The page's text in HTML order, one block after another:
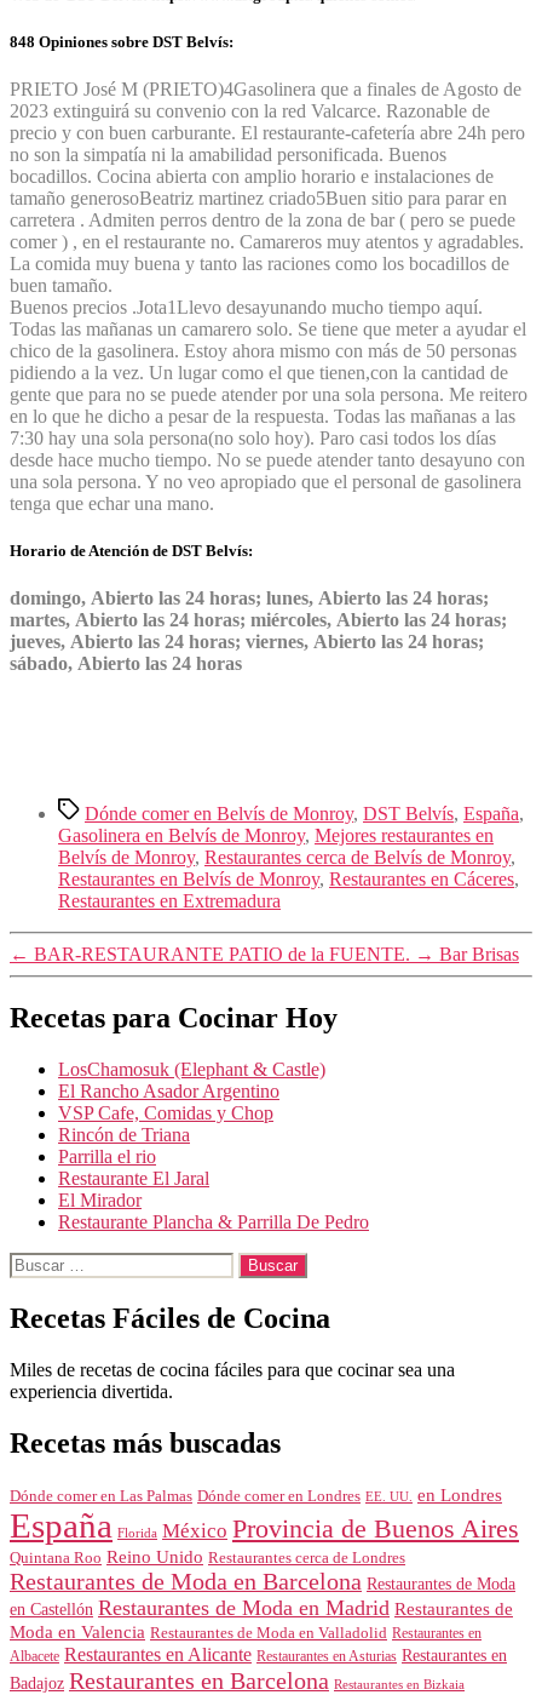
848 Opiniones sobre DST Belvís:
PRIETO José M (PRIETO)4Gasolinera que a finales de Agosto de
2023 extinguirá su convenio con la red Valcarce. Razonable de
precio y con buen carburante. El restaurante-cafetería abre 24h pero
no son la simpatía ni la amabilidad personificada. Buenos
bocadillos. Cocina abierta con amplio horario e instalaciones de
tamaño generosoBeatriz martinez criado5Buen sitio para parar en
carretera . Admiten perros dentro de la zona de bar ( pero se puede
comer ) , en el restaurante no. Camareros muy atentos y agradables.
La comida muy buena y tanto las raciones como los bocadillos de
buen tamaño.
Buenos precios .Jota1Llevo desayunando mucho tiempo aquí.
Todas las mañanas un camarero solo. Se tiene que meter a ayudar el
chico de la gasolinera. Estoy ahora mismo con más de 50 personas
pidiendo a la vez. Un lugar como el que tienen,con la cantidad de
gente que para no se puede atender por una sola persona. Me reitero
en lo que he dicho a pesar de la respuesta. Todas las mañanas a las
7:30 hay una sola persona(no solo hoy). Paro casi todos los días
desde hace mucho tiempo. No se puede atender tanto desayuno con
una sola persona. Y no veo apropiado que el personal de gasolinera
tenga que echar una mano.
Horario de Atención de DST Belvís:
domingo, Abierto las 24 horas; lunes, Abierto las 24 horas;
martes, Abierto las 24 horas; miércoles, Abierto las 24 horas;
jueves, Abierto las 24 horas; viernes, Abierto las 24 horas;
sábado, Abierto las 24 horas
Etiquetas
Dónde comer en Belvís de Monroy, DST Belvís, España,
Gasolinera en Belvís de Monroy, Mejores restaurantes en
Belvís de Monroy, Restaurantes cerca de Belvís de Monroy,
Restaurantes en Belvís de Monroy, Restaurantes en Cáceres,
Restaurantes en Extremadura
← BAR-RESTAURANTE PATIO de la FUENTE. → Bar Brisas
Recetas para Cocinar Hoy
LosChamosuk (Elephant & Castle)
El Rancho Asador Argentino
VSP Cafe, Comidas y Chop
Rincón de Triana
Parrilla el rio
Restaurante El Jaral
El Mirador
Restaurante Plancha & Parrilla De Pedro
Buscar:
Recetas Fáciles de Cocina
Miles de recetas de cocina fáciles para que cocinar sea una
experiencia divertida.
Recetas más buscadas
Dónde comer en Las Palmas Dónde comer en Londres EE. UU. en Londres
España Florida México Provincia de Buenos Aires
Quintana Roo Reino Unido Restaurantes cerca de Londres
Restaurantes de Moda en Barcelona Restaurantes de Moda
en Castellón Restaurantes de Moda en Madrid Restaurantes de
Moda en Valencia Restaurantes de Moda en Valladolid Restaurantes en
Albacete Restaurantes en Alicante Restaurantes en Asturias Restaurantes en
Badajoz Restaurantes en Barcelona Restaurantes en Bizkaia